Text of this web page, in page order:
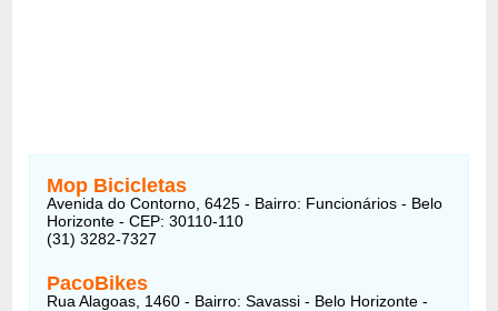
Mop Bicicletas
Avenida do Contorno, 6425 - Bairro: Funcionários - Belo
Horizonte - CEP: 30110-110
(31) 3282-7327
PacoBikes
Rua Alagoas, 1460 - Bairro: Savassi - Belo Horizonte -